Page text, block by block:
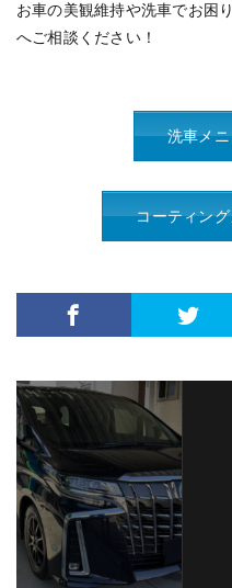
お車の美観維持や洗車でお困
へご相談ください！
洗車メ
コーティン